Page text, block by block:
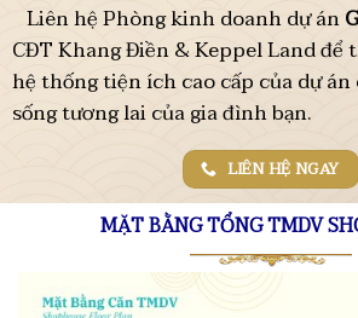
Liên hệ Phòng kinh doanh dự án
CĐT Khang Điền & Keppel Land để
hệ thống tiện ích cao cấp của dự
sống tương lai của gia đình bạn.
LIÊN HỆ NGAY
MẶT BẰNG TỔNG TMDV